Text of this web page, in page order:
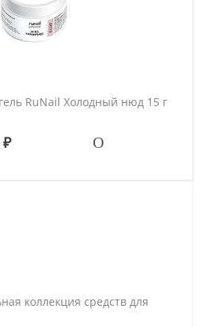
RuNail Холодный нюд 15 г
₽
коллекция средств для